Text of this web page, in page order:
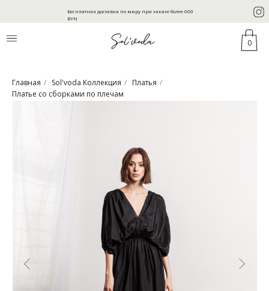
0
Бесплатная доставка по миру при заказе более 600
BYN
Главная / Sol'voda Коллекция / Платья /
Платье со сборками по плечам